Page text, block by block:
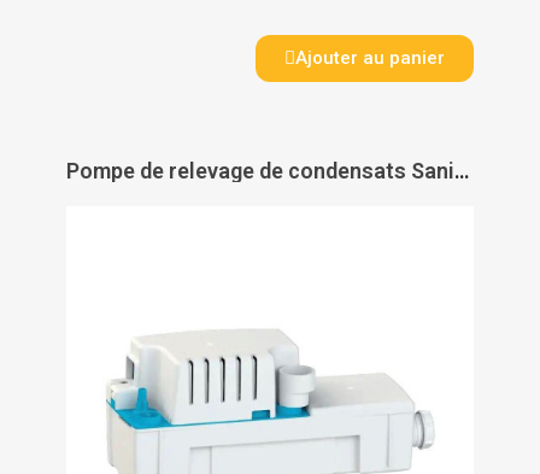
Ajouter au panier
Pompe de relevage de condensats Sanicondens Best Flat - SFA